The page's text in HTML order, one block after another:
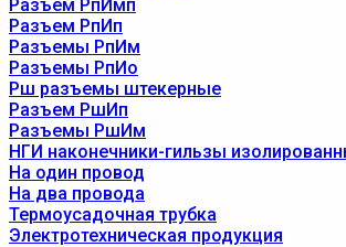
Разъем РпИмп
Разъем РпИп
Разъемы РпИм
Разъемы РпИо
Рш разъемы штекерные
Разъем РшИп
Разъемы РшИм
НГИ наконечники-гильзы
На один провод
На два провода
Термоусадочная трубка
Электротехническая продукция